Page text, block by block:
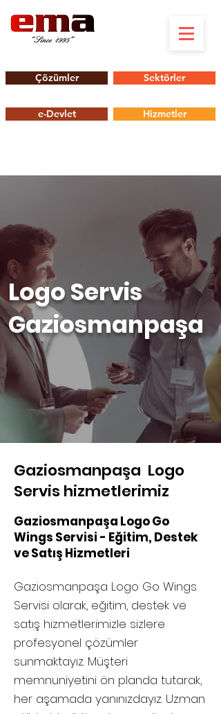
Çözümler Sektörler
e-Devlet Hizmetler
Logo Servis
Gaziosmanpaşa
Gaziosmanpaşa Logo
Servis hizmetlerimiz
Gaziosmanpaşa Logo Go
Wings Servisi - Eğitim, Destek
ve Satış Hizmetleri
Gaziosmanpaşa Logo Go Wings
Servisi olarak, eğitim, destek ve
satış hizmetlerimizle sizlere
profesyonel çözümler
sunmaktayız. Müşteri
memnuniyetini ön planda tutarak,
her aşamada yanınızdayız. Uzman